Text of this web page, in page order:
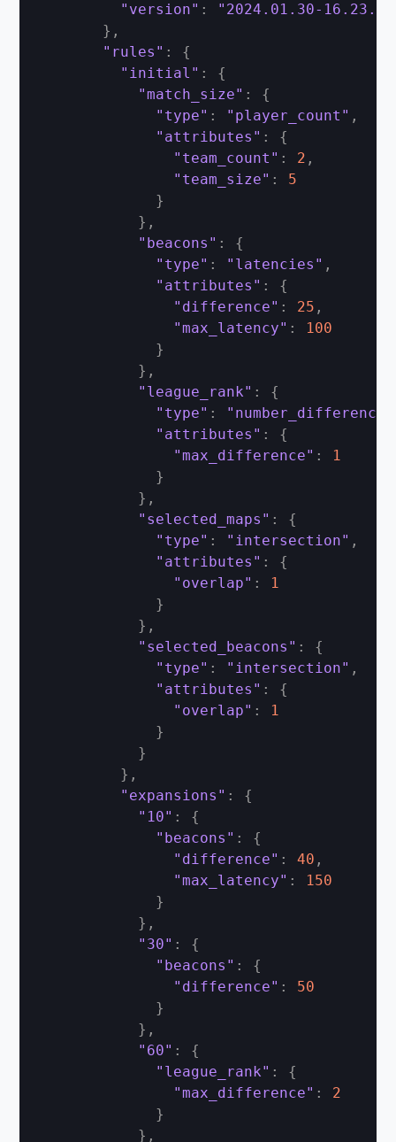
"version" :
"2024.01.30-16.23.00-
} ,
"rules" :
{
"initial" :
{
"match_size" :
{
"type" : "player_count" ,
"attributes" :
{
"team_count" : 2 ,
"team_size" :
5
}
} ,
"beacons" :
{
"type" : "latencies" ,
"attributes" :
{
"difference" : 25 ,
"max_latency" :
100
}
} ,
"league_rank" :
{
"type" : "number_difference"
"attributes" :
{
"max_difference" :
1
}
} ,
"selected_maps" :
{
"type" : "intersection" ,
"attributes" :
{
"overlap" :
1
}
} ,
"selected_beacons" :
{
"type" : "intersection" ,
"attributes" :
{
"overlap" :
1
}
}
} ,
"expansions" :
{
"10" :
{
"beacons" :
{
"difference" : 40 ,
"max_latency" :
150
}
} ,
"30" :
{
"beacons" :
{
"difference" :
50
}
} ,
"60" :
{
"league_rank" :
{
"max_difference" :
2
}
} ,